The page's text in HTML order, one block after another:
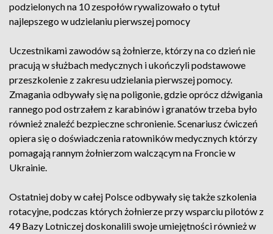
podzielonych na 10 zespołów rywalizowało o tytuł
najlepszego w udzielaniu pierwszej pomocy
Uczestnikami zawodów są żołnierze, którzy na co dzień nie
pracują w służbach medycznych i ukończyli podstawowe
przeszkolenie z zakresu udzielania pierwszej pomocy.
Zmagania odbywały się na poligonie, gdzie oprócz dźwigania
rannego pod ostrzałem z karabinów i granatów trzeba było
również znaleźć bezpieczne schronienie. Scenariusz ćwiczeń
opiera się o doświadczenia ratowników medycznych którzy
pomagają rannym żołnierzom walczącym na Froncie w
Ukrainie.
Ostatniej doby w całej Polsce odbywały się także szkolenia
rotacyjne, podczas których żołnierze przy wsparciu pilotów z
49 Bazy Lotniczej doskonalili swoje umiejętności również w